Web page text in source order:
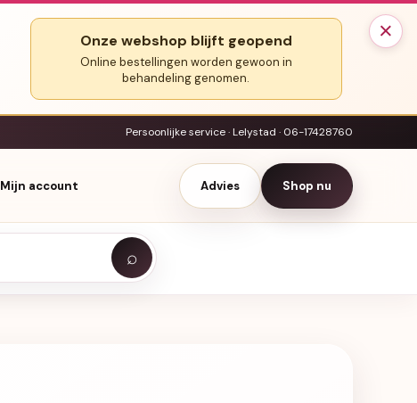
×
Onze webshop blijft geopend
Online bestellingen worden gewoon in
behandeling genomen.
Persoonlijke service · Lelystad · 06-17428760
Mijn account Advies Shop nu
⌕